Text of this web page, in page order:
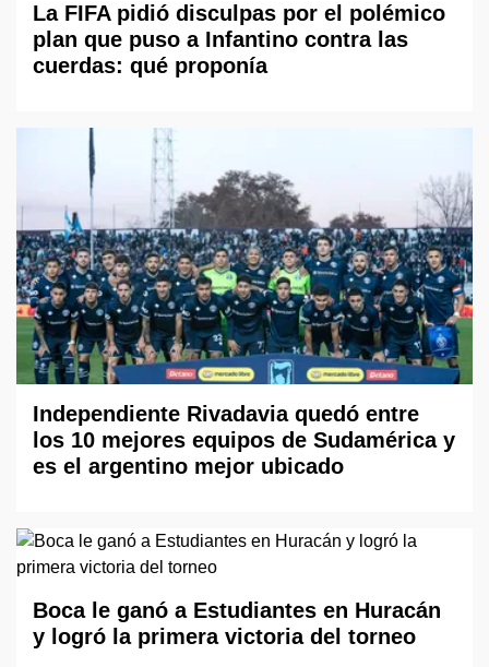
La FIFA pidió disculpas por el polémico
plan que puso a Infantino contra las
cuerdas: qué proponía
Independiente Rivadavia quedó entre
los 10 mejores equipos de Sudamérica y
es el argentino mejor ubicado
Boca le ganó a Estudiantes en Huracán
y logró la primera victoria del torneo